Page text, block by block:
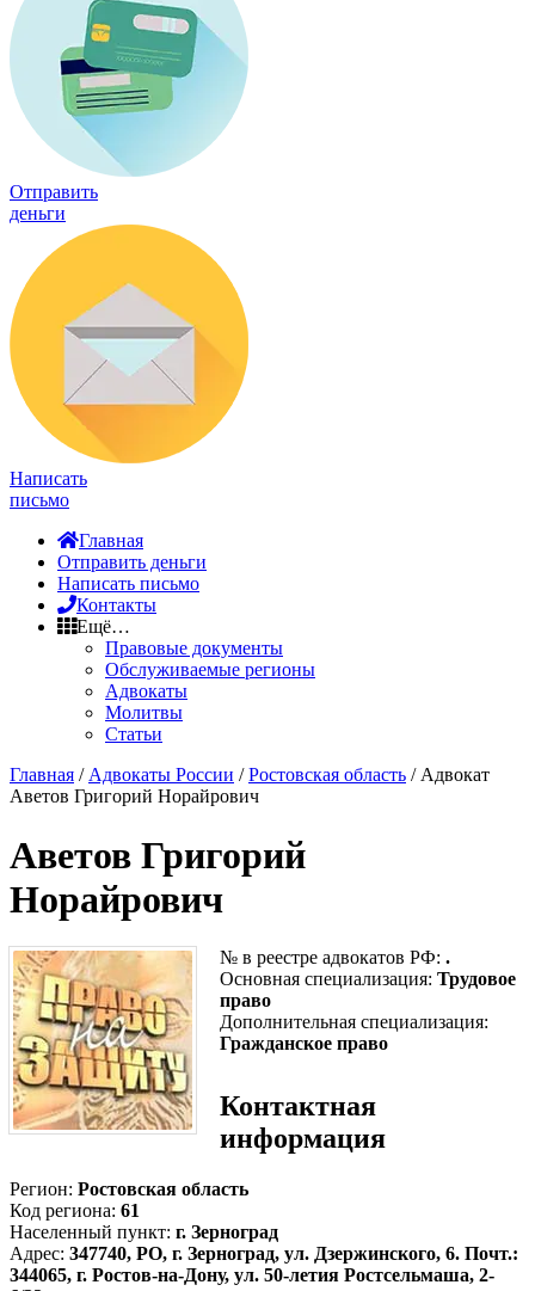
Отправить
деньги
Написать
письмо
Главная
Отправить деньги
Написать письмо
Контакты
Ещё…
Правовые документы
Обслуживаемые регионы
Адвокаты
Молитвы
Статьи
Главная / Адвокаты России /Ростовская область / Адвокат
Аветов Григорий Норайрович
Аветов Григорий
Норайрович
№ в реестре адвокатов РФ: .
Основная специализация: Трудовое
право
Дополнительная специализация:
Гражданское право
Контактная
информация
Регион: Ростовская область
Код региона: 61
Населенный пункт: г. Зерноград
Адрес: 347740, РО, г. Зерноград, ул. Дзержинского, 6. Почт.:
344065, г. Ростов-на-Дону, ул. 50-летия Ростсельмаша, 2-